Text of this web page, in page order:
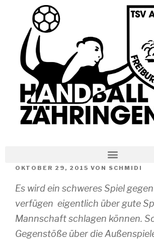
OKTOBER 29, 2015 VON SCHMIDI
Es wird ein schweres Spiel
verfügen eigentlich über gute
Mannschaft schlagen können.
Gegenstöße über die